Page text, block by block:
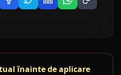
înainte de aplicare